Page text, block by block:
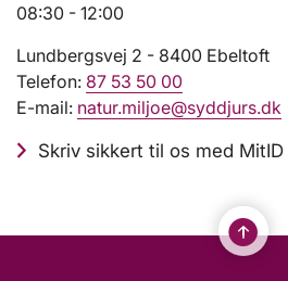
08:30 - 12:00
Lundbergsvej 2 - 8400 Ebeltoft
Telefon: 87 53 50 00
E-mail: natur.miljoe@syddjurs.dk
Skriv sikkert til os med MitID